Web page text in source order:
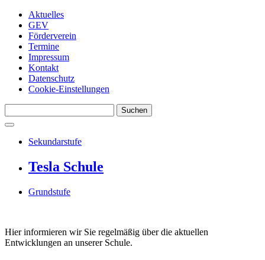
Aktuelles
GEV
Förderverein
Termine
Impressum
Kontakt
Datenschutz
Cookie-Einstellungen
Suchen
Sekundarstufe
Tesla Schule
Grundstufe
Hier informieren wir Sie regelmäßig über die aktuellen
Entwicklungen an unserer Schule.